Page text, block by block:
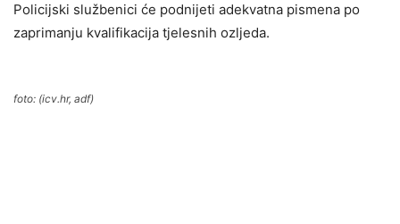
Policijski službenici će podnijeti adekvatna pismena po
zaprimanju kvalifikacija tjelesnih ozljeda.
foto: (icv.hr, adf)